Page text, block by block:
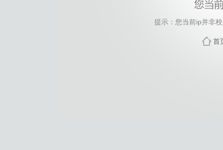
提示：您当前ip并非
首